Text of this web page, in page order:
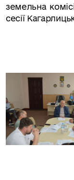
земельна
сесії